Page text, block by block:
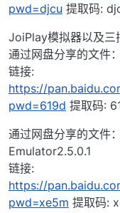
pwd=djcu 提取码:
JoiPlay模拟器以及三
通过网盘分享的文件
链接:
https://
pwd=619d 提取码:
通过网盘分享的文件
Emulator2.5.0.1
链接:
https://
pwd=xe5m 提取码: